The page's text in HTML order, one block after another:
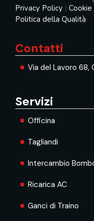
Privacy Policy |
Politica della Qualità
Contatti
Via del Lavoro
Servizi
Officina
Tagliandi
Intercambio
Ricarica AC
Ganci di Traino